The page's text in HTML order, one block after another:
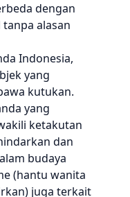
dengan
alasan
Indonesia,
yang
kutukan.
yang
ketakutan
dan
budaya
(hantu wanita
juga terkait